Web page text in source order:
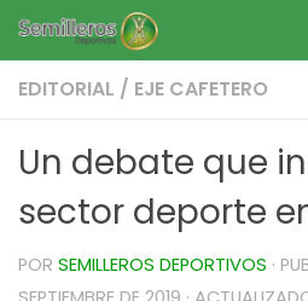
Saltar al contenido
EDITORIAL / EJE CAFETERO
Un debate que
sector deporte
POR SEMILLEROS DEPORTIVOS ·